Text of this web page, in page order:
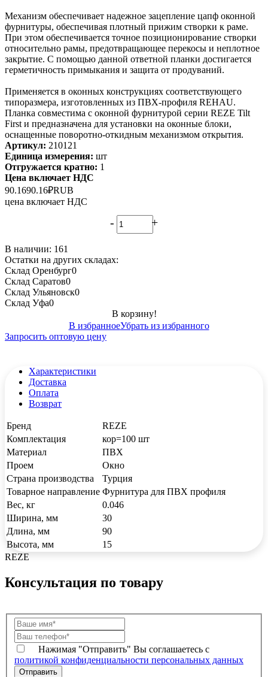
Механизм обеспечивает надежное зацепление цапф оконной
фурнитуры, обеспечивая плотный прижим створки к раме.
При этом обеспечивается точное позиционирование створки
относительно рамы, предотвращающее перекосы и неплотное
закрытие. С помощью данной ответной планки достигается
герметичность примыкания и защита от продуваний.
Применяется в оконных конструкциях соответствующего
типоразмера, изготовленных из ПВХ-профиля REHAU.
Планка совместима с оконной фурнитурой серии REZE Tilt
First и предназначена для установки на оконные блоки,
оснащенные поворотно-откидным механизмом открытия.
Артикул: 210121
Единица измерения: шт
Отгружается кратно: 1
Цена включает НДС
90.1690.16₽RUB
цена включает НДС
- +
В наличии: 161
Остатки на других складах:
Склад Оренбург0
Склад Саратов0
Склад Ульяновск0
Склад Уфа0
В корзину!
В избранноеУбрать из избранного
Запросить оптовую цену
Характеристики
Доставка
Оплата
Возврат
Бренд
REZE
Комплектация
кор=100 шт
Материал
ПВХ
Проем
Окно
Страна производства
Турция
Товарное направление Фурнитура для ПВХ профиля
Вес, кг
0.046
Ширина, мм
30
Длина, мм
90
Высота, мм
15
REZE
Консультация по товару
Нажимая "Отправить" Вы соглашаетесь с
политикой конфиденциальности персональных данных